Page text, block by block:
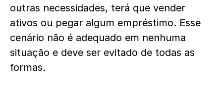
outras necessidades, terá que vender
ativos ou pegar algum empréstimo. Esse
cenário não é adequado em nenhuma
situação e deve ser evitado de todas as
formas.